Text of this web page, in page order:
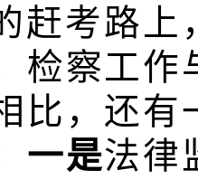
赶考路上
检察工作
比，还有
一是法律